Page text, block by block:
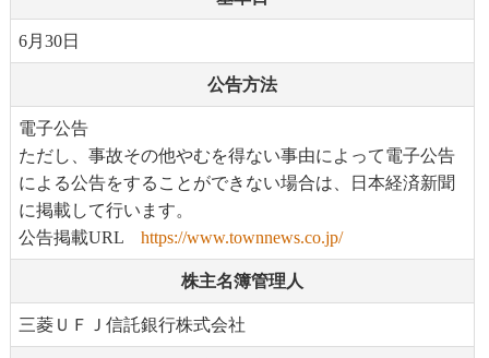
6月30日
公告方法
電子公告
ただし、事故その他やむを得ない事由によって電子公告
による公告をすることができない場合は、日本経済新聞
に掲載して行います。
公告掲載URL https://www.townnews.co.jp/
株主名簿管理人
三菱ＵＦＪ信託銀行株式会社